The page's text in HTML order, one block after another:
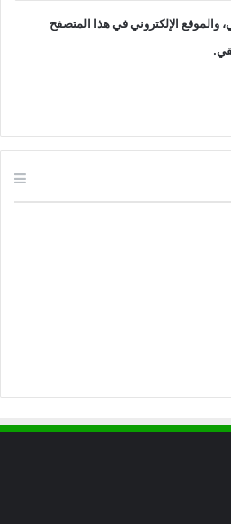
والموقع الإلكتروني في هذا المتصفح